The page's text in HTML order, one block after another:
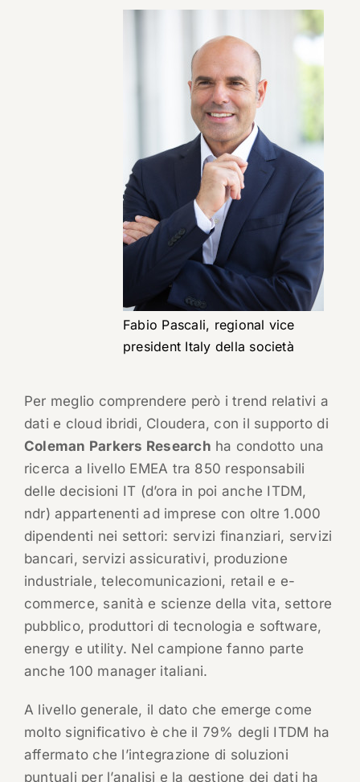
Fabio Pascali, regional vice
president Italy della società
Per meglio comprendere però i trend relativi a
dati e cloud ibridi, Cloudera, con il supporto di
Coleman Parkers Research ha condotto una
ricerca a livello EMEA tra 850 responsabili
delle decisioni IT (d’ora in poi anche ITDM,
ndr) appartenenti ad imprese con oltre 1.000
dipendenti nei settori: servizi finanziari, servizi
bancari, servizi assicurativi, produzione
industriale, telecomunicazioni, retail e e-
commerce, sanità e scienze della vita, settore
pubblico, produttori di tecnologia e software,
energy e utility. Nel campione fanno parte
anche 100 manager italiani.
A livello generale, il dato che emerge come
molto significativo è che il 79% degli ITDM ha
affermato che l’integrazione di soluzioni
puntuali per l’analisi e la gestione dei dati ha